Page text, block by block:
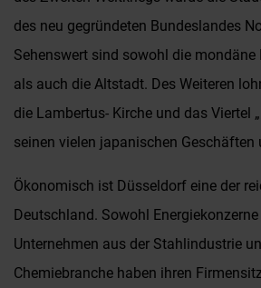
des neu gegründeten Bundeslandes
Sehenswert sind sowohl die
als auch die Altstadt. Des Weiteren
die Lambertus- Kirche und das Viertel
seinen vielen japanischen Geschäften
Ökonomisch ist Düsseldorf eine der
Deutschland. Sowohl
Unternehmen aus der Stahlindustrie
Chemiebranche haben ihren